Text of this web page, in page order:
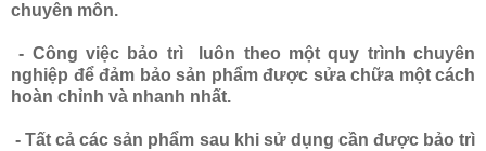
chuyên môn.
- Công việc bảo trì luôn theo một quy trình chuyên
nghiệp để đảm bảo sản phẩm được sửa chữa một cách
hoàn chỉnh và nhanh nhất.
- Tất cả các sản phẩm sau khi sử dụng cần được bảo trì